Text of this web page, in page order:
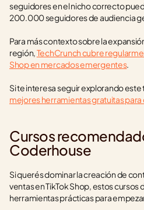
seguidores en el nicho correcto
200.000 seguidores de audiencia
Para más contexto sobre la
región, TechCrunch cubre
Shop en mercados emergentes.
Si te interesa seguir explorando
mejores herramientas gratuitas
Cursos
Coderhouse
Si querés dominar la creación de
ventas en TikTok Shop, estos cursos
herramientas prácticas para